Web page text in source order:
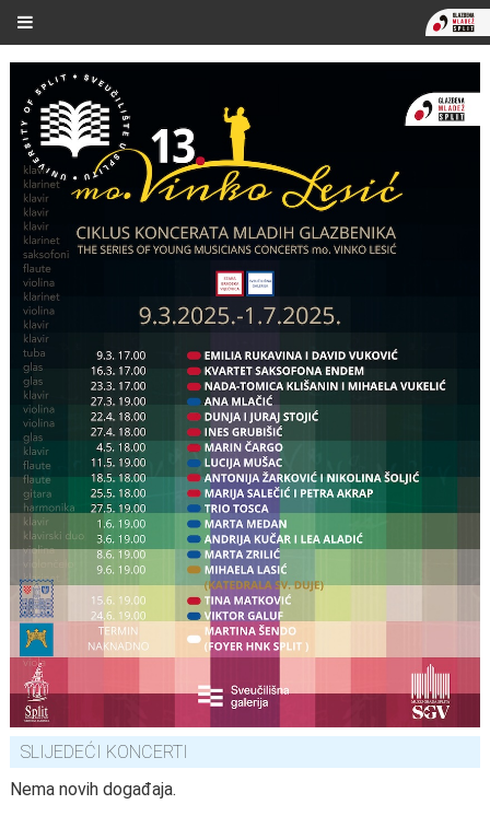
SLIJEDEĆI KONCERTI
Nema novih događaja.